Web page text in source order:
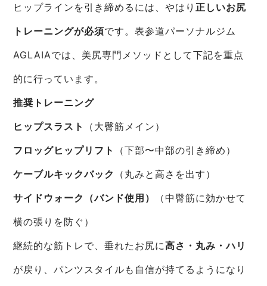
ヒップラインを引き締めるには、やはり 正しいお尻
トレーニングが必須です。表参道パーソナルジム
AGLAIAでは、美尻専門メソッドとして下記を重点
的に行っています。
推奨トレーニング
ヒップスラスト
（大臀筋メイン）
フロッグヒップリフト
（下部〜中部の引き締め）
ケーブルキックバック
（丸みと高さを出す）
サイドウォーク（バンド使用）
（中臀筋に効かせて
横の張りを防ぐ）
継続的な筋トレで、垂れたお尻に高さ・丸み・ハリ
が戻り、パンツスタイルも自信が持てるようになり